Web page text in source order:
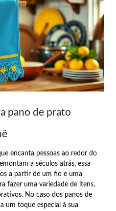
pano de prato
encanta pessoas ao redor do
a séculos atrás, essa
a partir de um fio e uma
fazer uma variedade de itens,
No caso dos panos de
um toque especial à sua